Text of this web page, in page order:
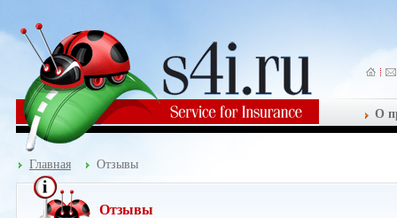
О
Главная Отзывы
Отзывы